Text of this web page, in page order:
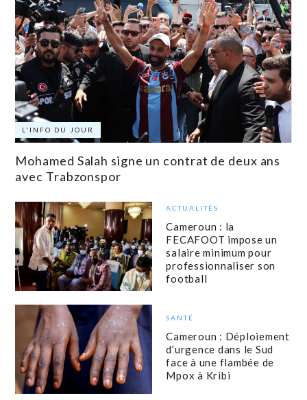
L'INFO DU JOUR
Mohamed Salah signe un contrat de deux ans
avec Trabzonspor
ACTUALITÉS
Cameroun : la
FECAFOOT impose un
salaire minimum pour
professionnaliser son
football
SANTÉ
Cameroun : Déploiement
d’urgence dans le Sud
face à une flambée de
Mpox à Kribi